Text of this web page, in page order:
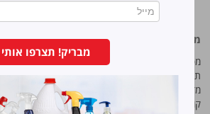
סנו מפעלי
החרש 11 נוה נאמן, הוד השרון
טל:
פקס:
מידע נוסף
מפת אתר
תנאי שימוש באתר
מדיניות ופרטיות
קוד אתי
מבריק! תצרפו אותי